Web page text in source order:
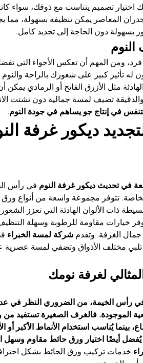
اختيار تصميم يتناسب مع ذوقك، سواء
المعاصر يمكن تنظيفه بسهولة، مما
بسهولة دون الحاجة إلى تجديد كامل.
ومن المهم أن تعكس الأجواء التي
تأثير كبير على شعورك بالراحة والنوم
الهادئة مثل الأزرق الفاتح أو الرمادي يمكن
تضيف لمسة جمالية دون تشتت
في إنتاج جو يساهم في جودة النوم.
ديكور غرفة
في تحديث ديكور غرفة النوم في رأس
تتوفر مجموعة واسعة من أنواع ورق
ذات الألوان الهادئة التي تعزز الشعور
خيارات مقاومة للرطوبة وسهلة
الغرفة. وتقدم شركة لمسة الخبراء
مختلف الأذواق وتضفي لمسة عصرية
لغرفة نومك
في رأس الخيمة، من الضروري النظر في
الموجودة. فالغرف الصغيرة تستفيد
بينما يُناسب استخدام الأنماط الأكبر أو
يُفضل أيضًا اختيار ورق حائط مقاوم وسهل
خدمات تركيب ورق الحائط بشكل